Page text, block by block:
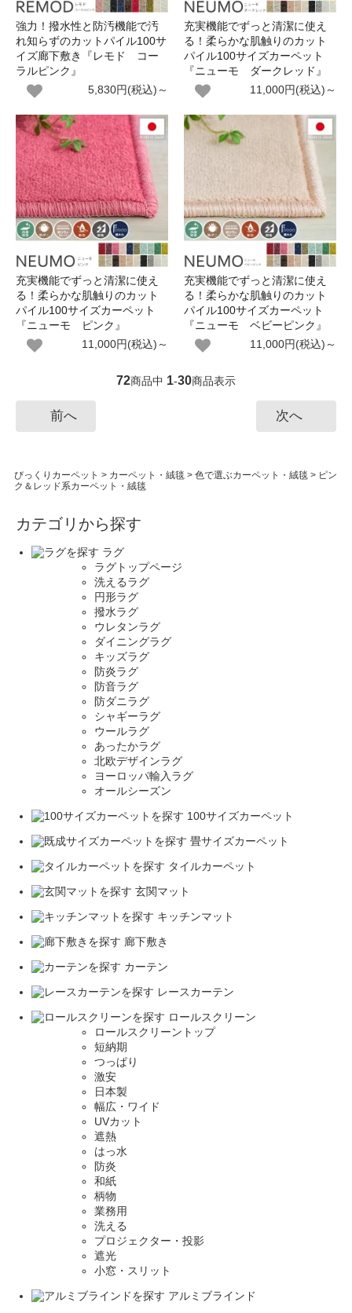
強力！撥水性と防汚機能で汚
れ知らずのカットパイル100サ
イズ廊下敷き『レモド コー
ラルピンク』
5,830円(税込)～
充実機能でずっと清潔に使え
る！柔らかな肌触りのカット
パイル100サイズカーペット
『ニューモ ダークレッド』
11,000円(税込)～
充実機能でずっと清潔に使え
る！柔らかな肌触りのカット
パイル100サイズカーペット
『ニューモ ピンク』
11,000円(税込)～
充実機能でずっと清潔に使え
る！柔らかな肌触りのカット
パイル100サイズカーペット
『ニューモ ベビーピンク』
11,000円(税込)～
72商品中 1-30商品表示
前へ 次へ
びっくりカーペット > カーペット・絨毯 > 色で選ぶカーペット・絨毯 > ピン
ク＆レッド系カーペット・絨毯
カテゴリから探す
ラグ
ラグトップページ
洗えるラグ
円形ラグ
撥水ラグ
ウレタンラグ
ダイニングラグ
キッズラグ
防炎ラグ
防音ラグ
防ダニラグ
シャギーラグ
ウールラグ
あったかラグ
北欧デザインラグ
ヨーロッパ輸入ラグ
オールシーズン
100サイズカーペット
畳サイズカーペット
タイルカーペット
玄関マット
キッチンマット
廊下敷き
カーテン
レースカーテン
ロールスクリーン
ロールスクリーントップ
短納期
つっぱり
激安
日本製
幅広・ワイド
UVカット
遮熱
はっ水
防炎
和紙
柄物
業務用
洗える
プロジェクター・投影
遮光
小窓・スリット
アルミブラインド